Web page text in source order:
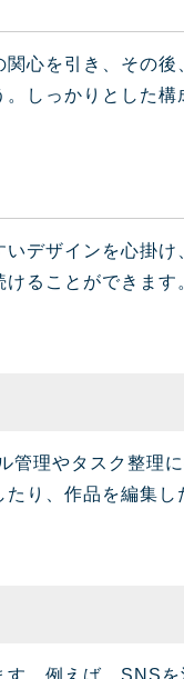
心を引き、その
しっかりとした
デザインを心掛
ることができま
理やタスク整理
り、作品を編集し
。例えば、SNS